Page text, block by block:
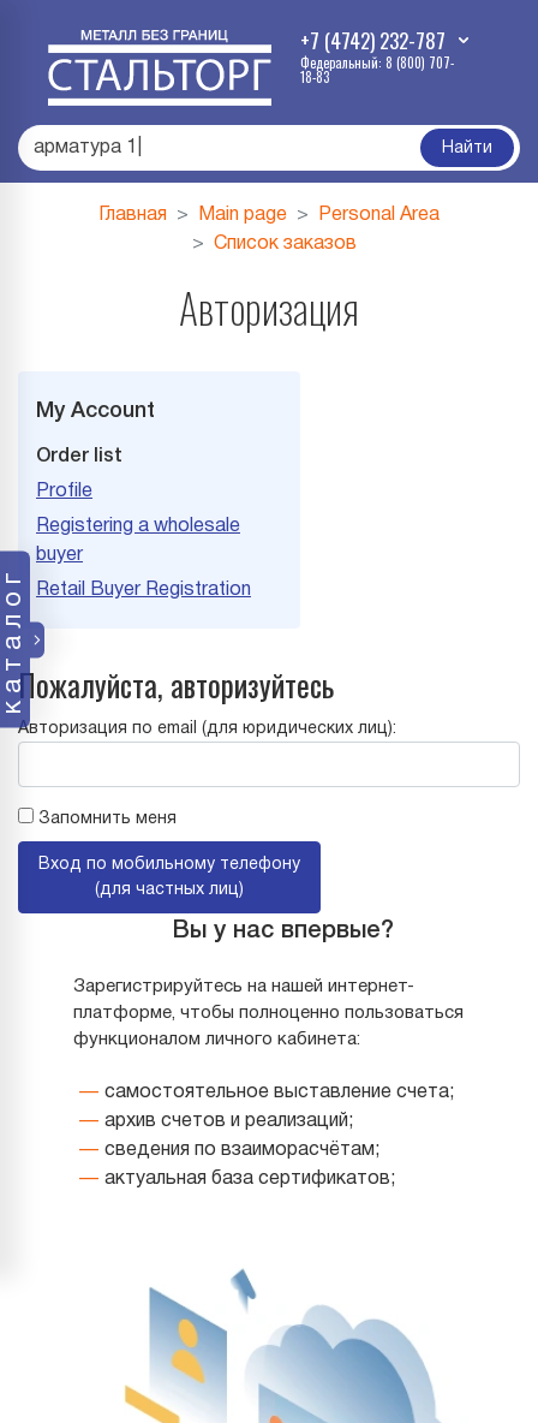
+7 (4742) 232-787
Федеральный: 8 (800) 707-
18-83
армату| Найти
каталог
Главная Main page
Personal Area
Список заказов
Авторизация
My Account
Order list
Profile
Registering a wholesale
buyer
Retail Buyer Registration
Пожалуйста, авторизуйтесь
Авторизация по email (для юридических лиц):
Запомнить меня
Вход по мобильному телефону
(для частных лиц)
Вы у нас впервые?
Зарегистрируйтесь на нашей интернет-
платформе, чтобы полноценно пользоваться
функционалом личного кабинета:
самостоятельное выставление счета;
архив счетов и реализаций;
сведения по взаиморасчётам;
актуальная база сертификатов;